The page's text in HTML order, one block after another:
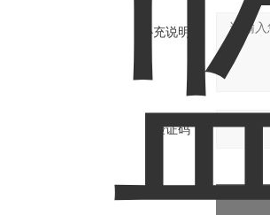
补充说明：
验证码：